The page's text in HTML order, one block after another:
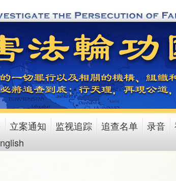
立案通知 监视追踪 追查名单 录音